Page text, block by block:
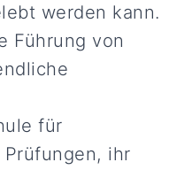
werden kann.
Führung von
für
ihr